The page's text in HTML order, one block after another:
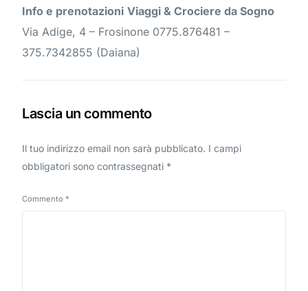
Info e prenotazioni Viaggi & Crociere da Sogno
Via Adige, 4 – Frosinone 0775.876481 –
375.7342855 (Daiana)
Lascia un commento
Il tuo indirizzo email non sarà pubblicato. I campi
obbligatori sono contrassegnati *
Commento *